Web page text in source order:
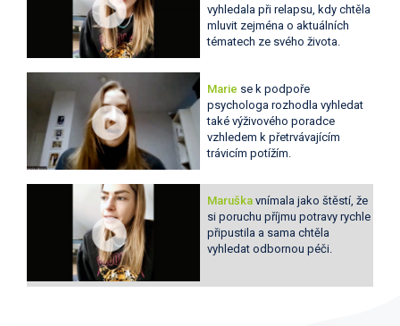
vyhledala při relapsu, kdy chtěla
mluvit zejména o aktuálních
tématech ze svého života.
Marie se k podpoře
psychologa rozhodla vyhledat
také výživového poradce
vzhledem k přetrvávajícím
trávicím potížím.
Maruška vnímala jako štěstí, že
si poruchu příjmu potravy rychle
připustila a sama chtěla
vyhledat odbornou péči.